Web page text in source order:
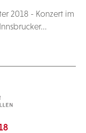
2018 - Konzert im